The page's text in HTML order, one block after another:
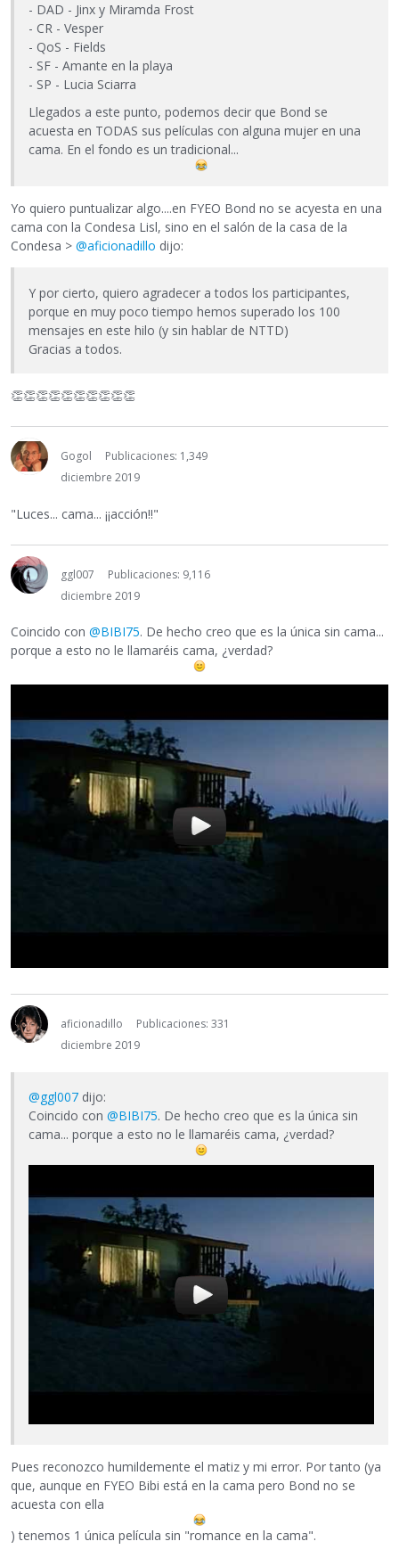
- DAD - Jinx y Miramda Frost
- CR - Vesper
- QoS - Fields
- SF - Amante en la playa
- SP - Lucia Sciarra
Llegados a este punto, podemos decir que Bond se
acuesta en TODAS sus películas con alguna mujer en una
cama. En el fondo es un tradicional...
Yo quiero puntualizar algo....en FYEO Bond no se acyesta en una
cama con la Condesa Lisl, sino en el salón de la casa de la
Condesa > @aficionadillo dijo:
Y por cierto, quiero agradecer a todos los participantes,
porque en muy poco tiempo hemos superado los 100
mensajes en este hilo (y sin hablar de NTTD)
Gracias a todos.
👏👏👏👏👏👏👏👏👏👏
Gogol
Publicaciones: 1,349
diciembre 2019
"Luces... cama... ¡¡acción!!"
ggl007
Publicaciones: 9,116
diciembre 2019
Coincido con @BIBI75. De hecho creo que es la única sin cama...
porque a esto no le llamaréis cama, ¿verdad?
aficionadillo
Publicaciones: 331
diciembre 2019
@ggl007 dijo:
Coincido con @BIBI75. De hecho creo que es la única sin
cama... porque a esto no le llamaréis cama, ¿verdad?
Pues reconozco humildemente el matiz y mi error. Por tanto (ya
que, aunque en FYEO Bibi está en la cama pero Bond no se
acuesta con ella
) tenemos 1 única película sin "romance en la cama".